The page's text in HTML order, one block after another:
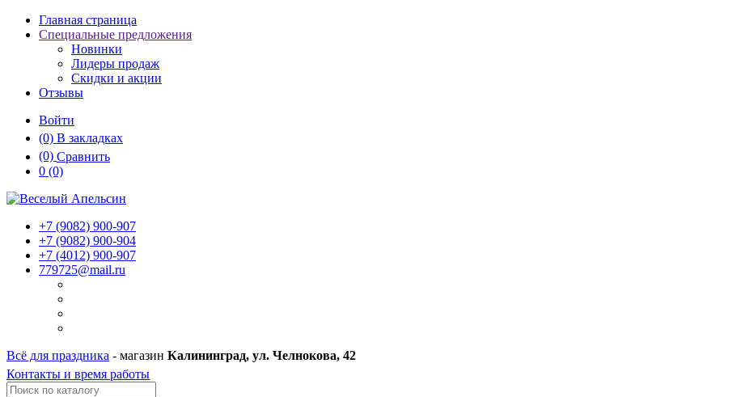
Главная страница
Специальные предложения
Новинки
Лидеры продаж
Скидки и акции
Отзывы
Войти
(0) В закладках
(0) Сравнить
0 (0)
+7 (9082) 900-907
+7 (9082) 900-904
+7 (4012) 900-907
779725@mail.ru
Всё для праздника - магазин Калининград, ул. Челнокова, 42
Контакты и время работы